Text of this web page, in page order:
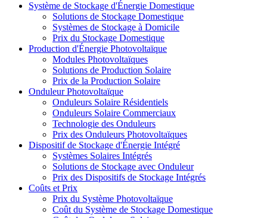
Système de Stockage d'Énergie Domestique
Solutions de Stockage Domestique
Systèmes de Stockage à Domicile
Prix du Stockage Domestique
Production d'Énergie Photovoltaïque
Modules Photovoltaïques
Solutions de Production Solaire
Prix de la Production Solaire
Onduleur Photovoltaïque
Onduleurs Solaire Résidentiels
Onduleurs Solaire Commerciaux
Technologie des Onduleurs
Prix des Onduleurs Photovoltaïques
Dispositif de Stockage d'Énergie Intégré
Systèmes Solaires Intégrés
Solutions de Stockage avec Onduleur
Prix des Dispositifs de Stockage Intégrés
Coûts et Prix
Prix du Système Photovoltaïque
Coût du Système de Stockage Domestique